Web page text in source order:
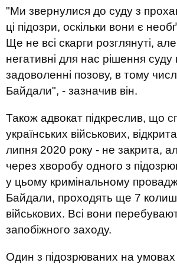
"Ми звернулися до суду з
ці підозри, оскільки вони є
Ще не всі скарги розглянуті,
негативні для нас рішення суду
задоволенні позову, в тому
Байдали", - зазначив він.
Також адвокат підкреслив, що
українських військових,
липня 2020 року - не закрита,
через хворобу одного з
у цьому кримінальному
Байдали, проходять ще 7
військових. Всі вони
запобіжного заходу.
Один з підозрюваних на умовах